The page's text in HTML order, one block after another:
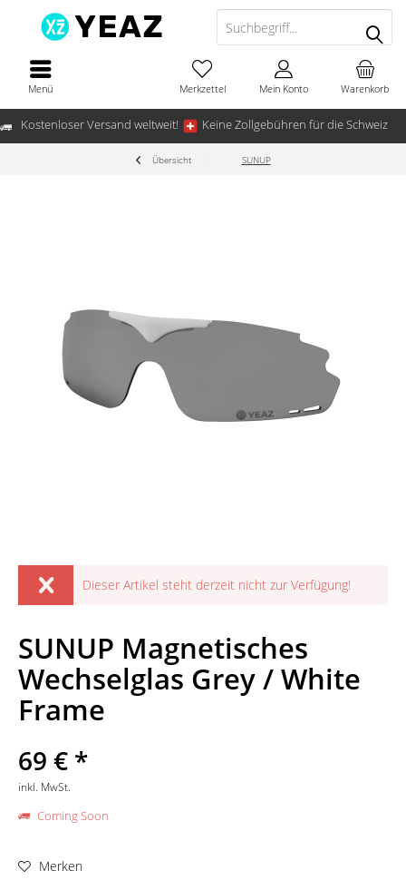
Kostenloser Versand weltweit! Keine Zollgebühren für die Schweiz
Menü Warenkorb
Merkzettel Mein Konto
Übersicht SUNUP
Dieser Artikel steht derzeit nicht zur Verfügung!
SUNUP Magnetisches
Wechselglas Grey / White
Frame
69 € *
inkl. MwSt.
Coming Soon
Merken